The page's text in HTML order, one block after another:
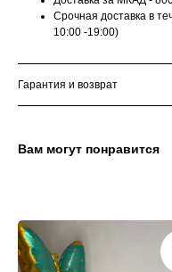
Срочная доставка в
10:00 -19:00)
Гарантия и возврат
Вам могут понравится